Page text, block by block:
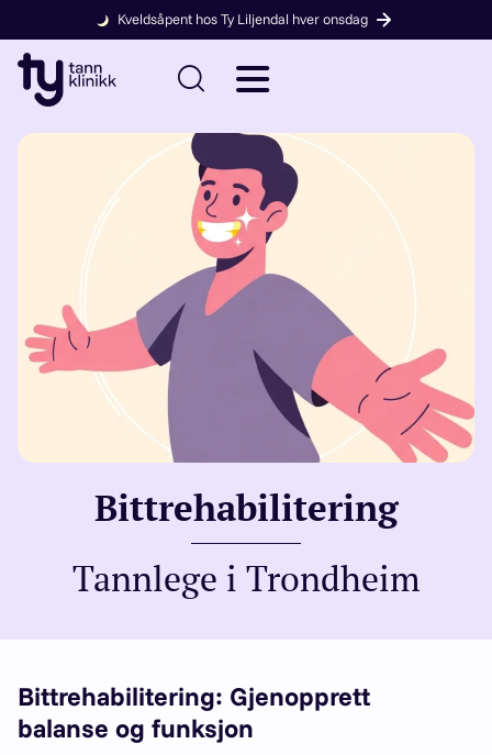
Kveldsåpent hos Ty Liljendal hver onsdag
Bittrehabilitering
Tannlege i Trondheim
Bittrehabilitering: Gjenopprett
balanse og funksjon